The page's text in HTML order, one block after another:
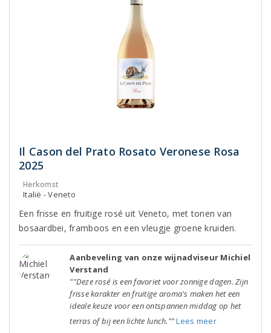
Il Cason del Prato Rosato Veronese Rosa
2025
Herkomst
Italië - Veneto
Een frisse en fruitige rosé uit Veneto, met tonen van
bosaardbei, framboos en een vleugje groene kruiden.
Aanbeveling van onze wijnadviseur Michiel
Verstand
""Deze rosé is een favoriet voor zonnige dagen. Zijn
frisse karakter en fruitige aroma's maken het een
ideale keuze voor een ontspannen middag op het
terras of bij een lichte lunch.""Lees meer